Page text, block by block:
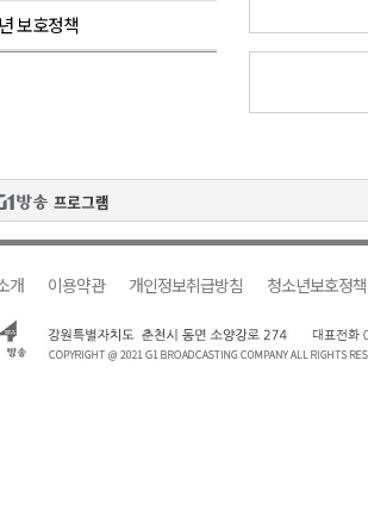
원주시, 지역첨단의료복합단지 지정 준비 본격화
원주환경청, 비산배출시설 미신고 사업장 점검
보호정책
개 이용약관 개인정보취급방침 청소년보호정책